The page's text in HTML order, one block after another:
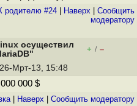
родителю #24 Наверх
Cообщить
модератору
осуществил
+ / –
Мрт-13, 15:48
000 $
| Наверх Cообщить модератору